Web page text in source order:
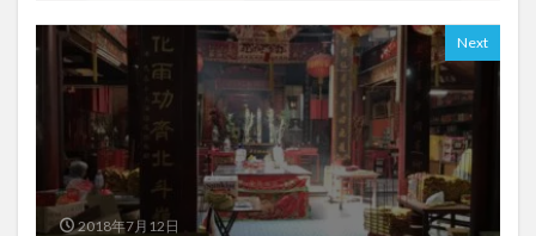
Next
2018年7月12日